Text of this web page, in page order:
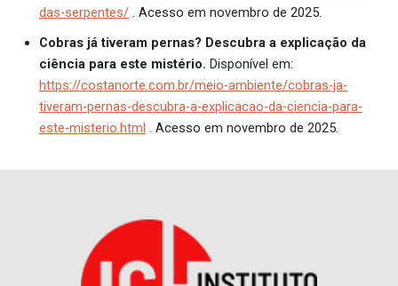
das-serpentes/ . Acesso em novembro de 2025.
Cobras já tiveram pernas? Descubra a explicação da
ciência para este mistério. Disponível em:
https://costanorte.com.br/meio-ambiente/cobras-ja-
tiveram-pernas-descubra-a-explicacao-da-ciencia-para-
este-misterio.html . Acesso em novembro de 2025.